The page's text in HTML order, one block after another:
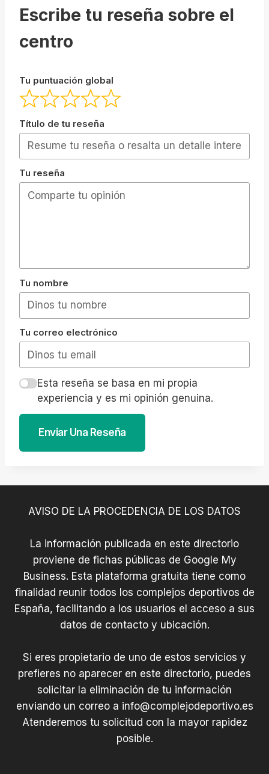
Escribe tu reseña sobre el
centro
Tu puntuación global
Título de tu reseña
Tu reseña
Tu nombre
Tu correo electrónico
Esta reseña se basa en mi propia
experiencia y es mi opinión genuina.
Enviar Una Reseña
AVISO DE LA PROCEDENCIA DE LOS DATOS
La información publicada en este directorio
proviene de fichas públicas de Google My
Business. Esta plataforma gratuita tiene como
finalidad reunir todos los complejos deportivos de
España, facilitando a los usuarios el acceso a sus
datos de contacto y ubicación.
Si eres propietario de uno de estos servicios y
prefieres no aparecer en este directorio, puedes
solicitar la eliminación de tu información
enviando un correo a info@complejodeportivo.es
Atenderemos tu solicitud con la mayor rapidez
posible.